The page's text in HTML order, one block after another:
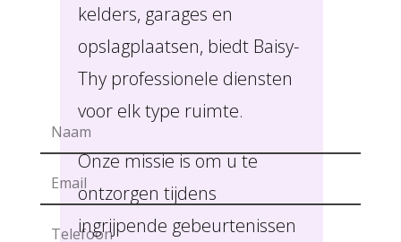
kelders, garages en
opslagplaatsen, biedt Baisy-
Thy professionele diensten
voor elk type ruimte.
Onze missie is om u te
ontzorgen tijdens
ingrijpende gebeurtenissen